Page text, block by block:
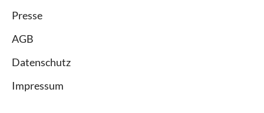
Presse
AGB
Datenschutz
Impressum